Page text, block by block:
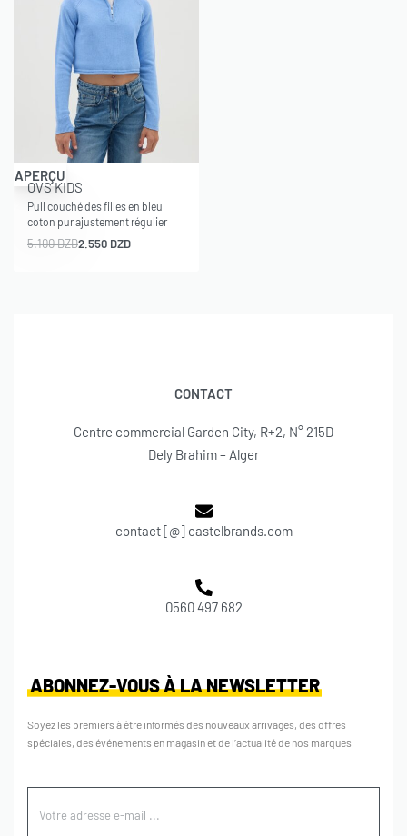
-50% OFF
APERÇU
OVS KIDS
Pull couché des filles en bleu
coton pur ajustement régulier
5.100DZD2.550 DZD
CONTACT
Centre commercial Garden City, R+2, N° 215D
Dely Brahim – Alger
contact [@] castelbrands.com
0560 497 682
ABONNEZ-VOUS À LA NEWSLETTER
Soyez les premiers à être informés des nouveaux arrivages, des offres
spéciales, des événements en magasin et de l’actualité de nos marques